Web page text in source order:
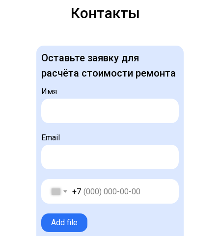
Контакты
Имя
Email
+7
Add file
Оставьте заявку для
расчёта стоимости ремонта